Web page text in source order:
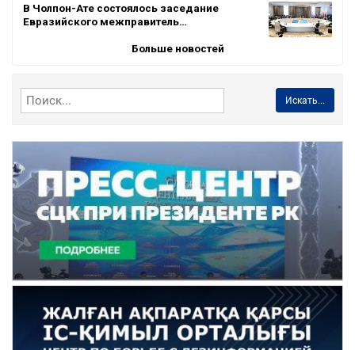
В Чолпон-Ате состоялось заседание
Евразийского межправитель…
Больше новостей
Искать...